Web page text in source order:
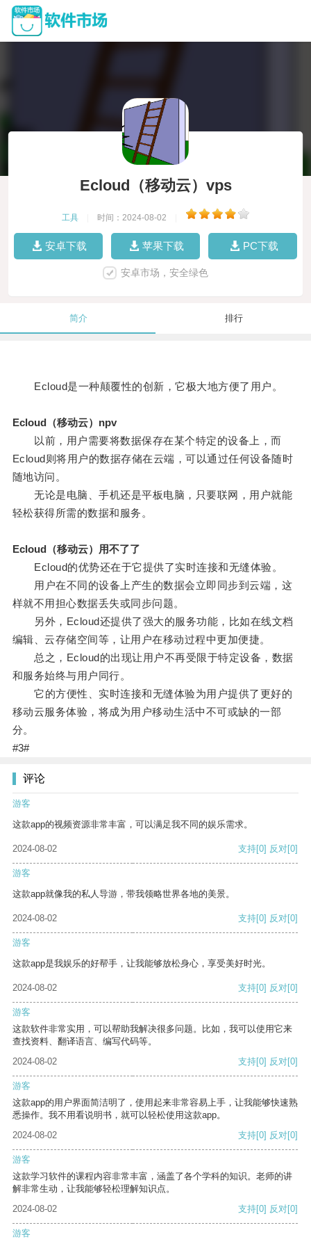
Ecloud（移动云）vps
工具 时间：2024-08-02
安卓下载 苹果下载 PC下载
安卓市场，安全绿色
简介 排行
Ecloud是一种颠覆性的创新，它极大地方便了用户。
Ecloud（移动云）npv
以前，用户需要将数据保存在某个特定的设备上，而
Ecloud则将用户的数据存储在云端，可以通过任何设备随时
随地访问。
无论是电脑、手机还是平板电脑，只要联网，用户就能
轻松获得所需的数据和服务。
Ecloud（移动云）用不了了
Ecloud的优势还在于它提供了实时连接和无缝体验。
用户在不同的设备上产生的数据会立即同步到云端，这
样就不用担心数据丢失或同步问题。
另外，Ecloud还提供了强大的服务功能，比如在线文档
编辑、云存储空间等，让用户在移动过程中更加便捷。
总之，Ecloud的出现让用户不再受限于特定设备，数据
和服务始终与用户同行。
它的方便性、实时连接和无缝体验为用户提供了更好的
移动云服务体验，将成为用户移动生活中不可或缺的一部
分。
#3#
评论
游客
这款app的视频资源非常丰富，可以满足我不同的娱乐需求。
2024-08-02 支持[0] 反对[0]
游客
这款app就像我的私人导游，带我领略世界各地的美景。
2024-08-02 支持[0] 反对[0]
游客
这款app是我娱乐的好帮手，让我能够放松身心，享受美好时光。
2024-08-02 支持[0] 反对[0]
游客
这款软件非常实用，可以帮助我解决很多问题。比如，我可以使用它来
查找资料、翻译语言、编写代码等。
2024-08-02
支持[0] 反对[0]
游客
这款app的用户界面简洁明了，使用起来非常容易上手，让我能够快速熟
悉操作。我不用看说明书，就可以轻松使用这款app。
2024-08-02
支持[0] 反对[0]
游客
这款学习软件的课程内容非常丰富，涵盖了各个学科的知识。老师的讲
解非常生动，让我能够轻松理解知识点。
2024-08-02
支持[0] 反对[0]
游客